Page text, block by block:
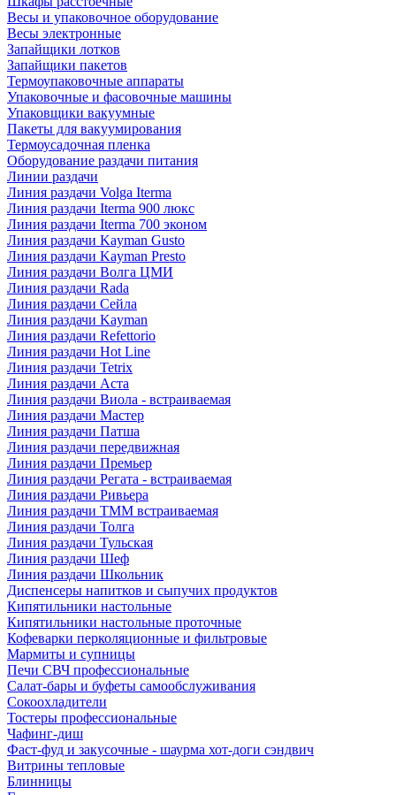
Весы и упаковочное оборудование
Весы электронные
Запайщики лотков
Запайщики пакетов
Термоупаковочные аппараты
Упаковочные и фасовочные машины
Упаковщики вакуумные
Пакеты для вакуумирования
Термоусадочная пленка
Оборудование раздачи питания
Линии раздачи
Линия раздачи Volga Iterma
Линия раздачи Iterma 900 люкс
Линия раздачи Iterma 700 эконом
Линия раздачи Kayman Gusto
Линия раздачи Kayman Presto
Линия раздачи Волга ЦМИ
Линия раздачи Rada
Линия раздачи Сейла
Линия раздачи Kayman
Линия раздачи Refettorio
Линия раздачи Hot Line
Линия раздачи Tetrix
Линия раздачи Аста
Линия раздачи Виола - встраиваемая
Линия раздачи Мастер
Линия раздачи Патша
Линия раздачи передвижная
Линия раздачи Премьер
Линия раздачи Регата - встраиваемая
Линия раздачи Ривьера
Линия раздачи ТММ встраиваемая
Линия раздачи Толга
Линия раздачи Тульская
Линия раздачи Шеф
Линия раздачи Школьник
Диспенсеры напитков и сыпучих продуктов
Кипятильники настольные
Кипятильники настольные проточные
Кофеварки перколяционные и фильтровые
Мармиты и супницы
Печи СВЧ профессиональные
Салат-бары и буфеты самообслуживания
Сокоохладители
Тостеры профессиональные
Чафинг-диш
Фаст-фуд и закусочные - шаурма хот-доги сэндвич
Витрины тепловые
Блинницы